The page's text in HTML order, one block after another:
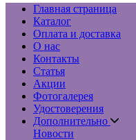
Главная страница
Каталог
Оплата и доставка
О нас
Контакты
Статья
Акции
Фотогалерея
Удостоверения
Дополнительно
Новости